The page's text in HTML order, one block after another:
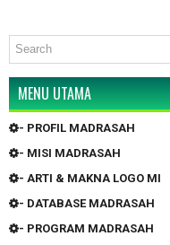
MENU UTAMA
- PROFIL MADRASAH
- MISI MADRASAH
- ARTI & MAKNA LOGO MI
- DATABASE MADRASAH
- PROGRAM MADRASAH